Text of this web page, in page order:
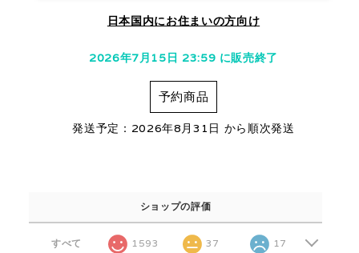
日本国内にお住まいの方向け
2026年7月15日 23:59 に販売終了
予約商品
発送予定：2026年8月31日 から順次発送
ショップの評価
すべて 1593 37 17